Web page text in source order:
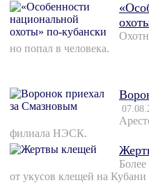
но попал в человека.
филиала НЭСК.
от укусов клещей на Кубани